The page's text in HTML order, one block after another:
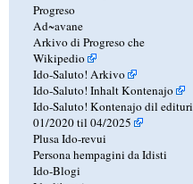
Progreso
Ad~avane
Arkivo di Progreso che
Wikipedio
Ido-Saluto! Arkivo
Ido-Saluto! Inhalt Kontenajo
Ido-Saluto! Kontenajo dil edituri
01/2020 til 04/2025
Plusa Ido-revui
Persona hempagini da Idisti
Ido-Blogi